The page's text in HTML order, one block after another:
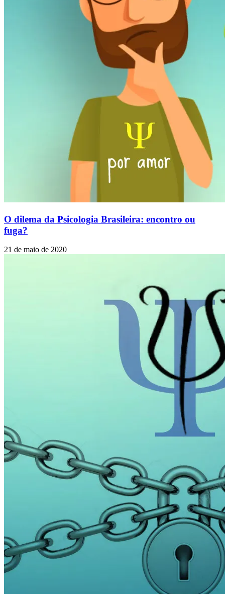
O dilema da Psicologia Brasileira: encontro ou
fuga?
21 de maio de 2020